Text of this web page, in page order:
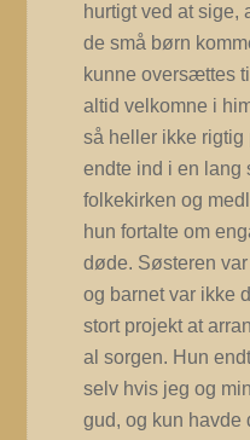
hurtigt ved at sige,
de små børn
kunne oversættes
altid velkomne i
så heller ikke
endte ind i en lang
folkekirken og
hun fortalte om
døde. Søsteren
og barnet var ikke
stort projekt at
al sorgen. Hun
selv hvis jeg og
gud, og kun havde